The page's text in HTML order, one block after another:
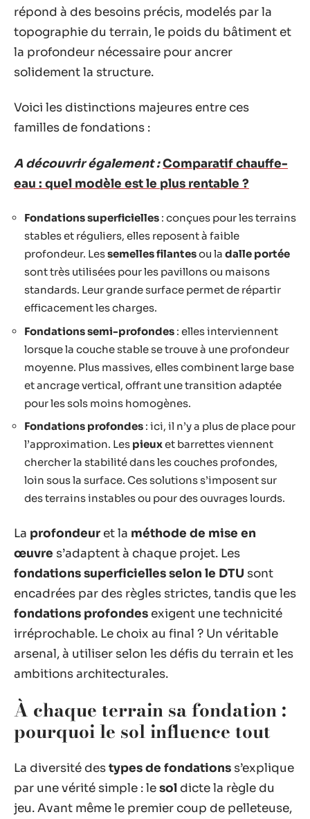
répond à des besoins précis, modelés par la
topographie du terrain, le poids du bâtiment et
la profondeur nécessaire pour ancrer
solidement la structure.
Voici les distinctions majeures entre ces
familles de fondations :
A découvrir également :Comparatif chauffe-
eau : quel modèle est le plus rentable ?
Fondations superficielles : conçues pour les terrains
stables et réguliers, elles reposent à faible
profondeur. Lessemelles filantesou la dalle portée
sont très utilisées pour les pavillons ou maisons
standards. Leur grande surface permet de répartir
efficacement les charges.
Fondations semi-profondes : elles interviennent
lorsque la couche stable se trouve à une profondeur
moyenne. Plus massives, elles combinent large base
et ancrage vertical, offrant une transition adaptée
pour les sols moins homogènes.
Fondations profondes : ici, il n’y a plus de place pour
l’approximation. Les pieuxet barrettes viennent
chercher la stabilité dans les couches profondes,
loin sous la surface. Ces solutions s’imposent sur
des terrains instables ou pour des ouvrages lourds.
La profondeur et la méthode de mise en
œuvre s’adaptent à chaque projet. Les
fondations superficielles selon le DTU sont
encadrées par des règles strictes, tandis que les
fondations profondes exigent une technicité
irréprochable. Le choix au final ? Un véritable
arsenal, à utiliser selon les défis du terrain et les
ambitions architecturales.
À chaque terrain sa fondation :
pourquoi le sol influence tout
La diversité destypes de fondations s’explique
par une vérité simple : lesol dicte la règle du
jeu. Avant même le premier coup de pelleteuse,